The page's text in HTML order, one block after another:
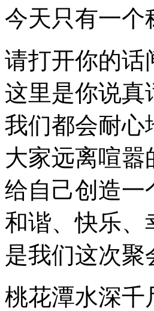
今天只有一个
请打开你的话
这里是你说真
我们都会耐心
大家远离喧嚣
给自己创造一
和谐、快乐、
是我们这次聚
桃花潭水深千